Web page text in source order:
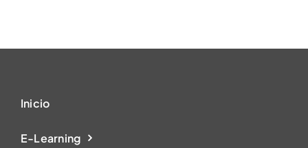
Inicio
E-Learning